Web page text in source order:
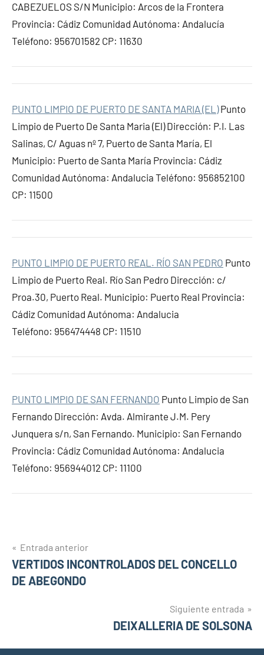
CABEZUELOS S/N Municipio: Arcos de la Frontera
Provincia: Cádiz Comunidad Autónoma: Andalucía
Teléfono: 956701582 CP: 11630
PUNTO LIMPIO DE PUERTO DE SANTA MARIA (EL)Punto
Limpio de Puerto De Santa Maria (El) Dirección: P.I. Las
Salinas, C/ Aguas nº 7, Puerto de Santa María, El
Municipio: Puerto de Santa María Provincia: Cádiz
Comunidad Autónoma: Andalucia Teléfono: 956852100
CP: 11500
PUNTO LIMPIO DE PUERTO REAL. RÍO SAN PEDRO Punto
Limpio de Puerto Real. Río San Pedro Dirección: c/
Proa.30, Puerto Real. Municipio: Puerto Real Provincia:
Cádiz Comunidad Autónoma: Andalucia
Teléfono: 956474448 CP: 11510
PUNTO LIMPIO DE SAN FERNANDO Punto Limpio de San
Fernando Dirección: Avda. Almirante J.M. Pery
Junquera s/n, San Fernando. Municipio: San Fernando
Provincia: Cádiz Comunidad Autónoma: Andalucia
Teléfono: 956944012 CP: 11100
Navegación
de
Entrada anterior
VERTIDOS INCONTROLADOS DEL CONCELLO
DE ABEGONDO
Siguiente entrada
DEIXALLERIA DE SOLSONA